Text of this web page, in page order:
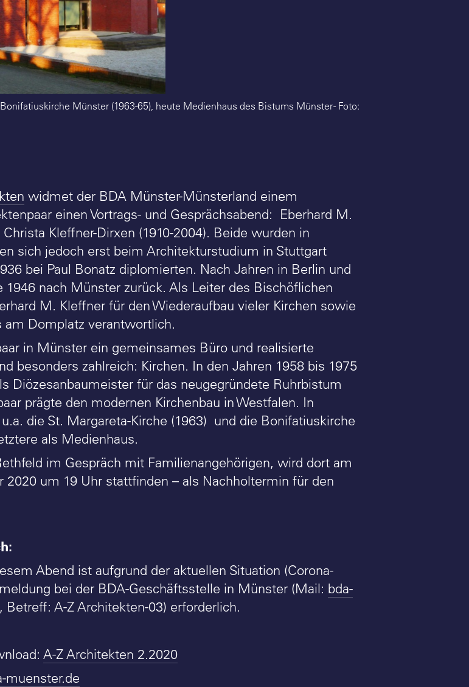
Münster (1963-65), heute Medienhaus des Bistums Münster - Foto:
widmet der BDA Münster-Münsterland einem
einen Vortrags- und Gesprächsabend: Eberhard M.
Christa Kleffner-Dirxen (1910-2004). Beide wurden in
sich jedoch erst beim Architekturstudium in Stuttgart
bei Paul Bonatz diplomierten. Nach Jahren in Berlin und
1946 nach Münster zurück. Als Leiter des Bischöflichen
M. Kleffner für den Wiederaufbau vieler Kirchen sowie
Domplatz verantwortlich.
in Münster ein gemeinsames Büro und realisierte
besonders zahlreich: Kirchen. In den Jahren 1958 bis 1975
Diözesanbaumeister für das neugegründete Ruhrbistum
prägte den modernen Kirchenbau in Westfalen. In
die St. Margareta-Kirche (1963) und die Bonifatiuskirche
als Medienhaus.
im Gespräch mit Familienangehörigen, wird dort am
2020 um 19 Uhr stattfinden – als Nachholtermin für den
Abend ist aufgrund der aktuellen Situation (Corona-
bei der BDA-Geschäftsstelle in Münster (Mail: bda-
, Betreff: A-Z Architekten-03) erforderlich.
A-Z Architekten 2.2020
muenster.de